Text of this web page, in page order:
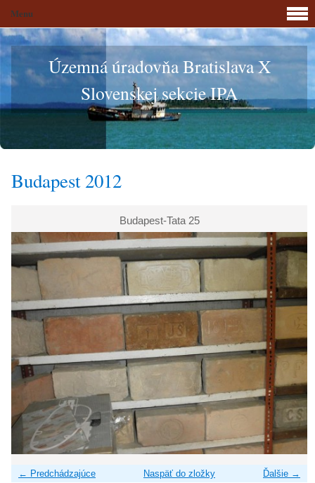
Územná úradovňa Bratislava X
Slovenskej sekcie IPA
Budapest 2012
Budapest-Tata 25
← Predchádzajúce Ďalšie →
Naspäť do zložky
Menu